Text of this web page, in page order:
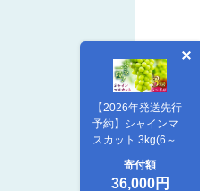
【2026年発送先行
予約】シャインマ
スカット 3kg(6～8
房)【合同会社 社方
園】 [ZBZ014]
寄付額
36,000円